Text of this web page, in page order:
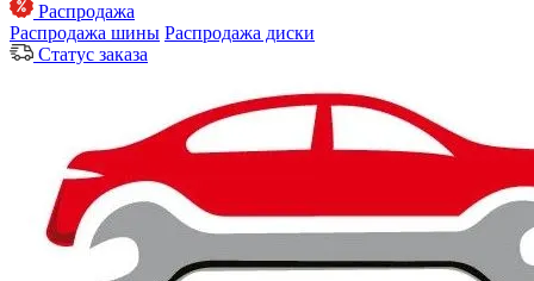
Распродажа
Распродажа шины Распродажа диски
Статус заказа